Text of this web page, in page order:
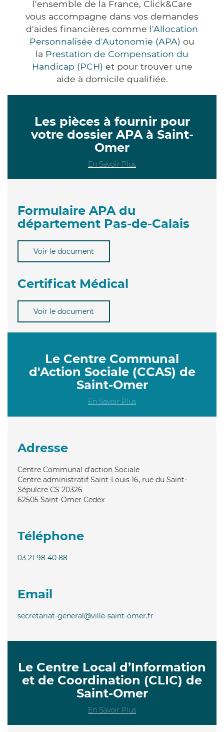
l'ensemble de la France, Click&Care
vous accompagne dans vos demandes
d'aides financières comme l'Allocation
Personnalisée d'Autonomie (APA) ou
la Prestation de Compensation du
Handicap (PCH) et pour trouver une
aide à domicile qualifiée.
Les pièces à fournir pour
votre dossier APA à Saint-
Omer
En Savoir Plus
Formulaire APA du
département Pas-de-Calais
Voir le document
Certificat Médical
Voir le document
Le Centre Communal
d'Action Sociale (CCAS) de
Saint-Omer
En Savoir Plus
Adresse
Centre Communal d'action Sociale
Centre administratif Saint-Louis 16, rue du Saint-
Sépulcre CS 20326
62505 Saint-Omer Cedex
Téléphone
03 21 98 40 88
Email
secretariat-general@ville-saint-omer.fr
Le Centre Local d’Information
et de Coordination (CLIC) de
Saint-Omer
En Savoir Plus